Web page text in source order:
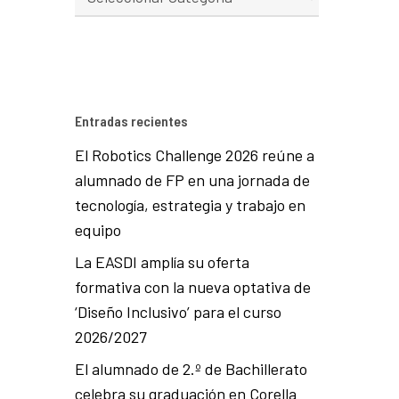
Entradas recientes
El Robotics Challenge 2026 reúne a
alumnado de FP en una jornada de
tecnología, estrategia y trabajo en
equipo
La EASDI amplía su oferta
formativa con la nueva optativa de
‘Diseño Inclusivo’ para el curso
2026/2027
El alumnado de 2.º de Bachillerato
celebra su graduación en Corella